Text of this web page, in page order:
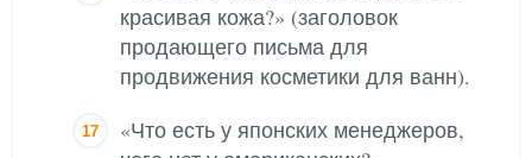
красивая кожа?» (заголовок
продающего письма для
продвижения косметики для ванн).
«Что есть у японских менеджеров,